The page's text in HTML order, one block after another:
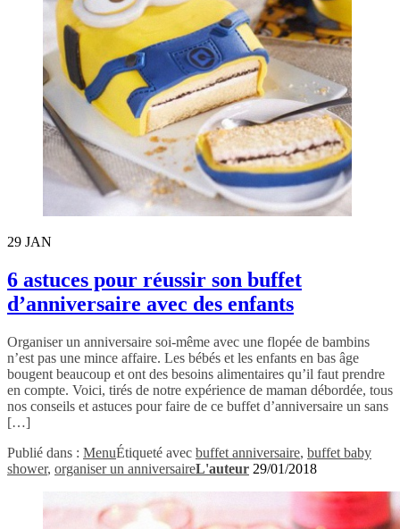
29 JAN
6 astuces pour réussir son buffet
d’anniversaire avec des enfants
Organiser un anniversaire soi-même avec une flopée de bambins
n’est pas une mince affaire. Les bébés et les enfants en bas âge
bougent beaucoup et ont des besoins alimentaires qu’il faut prendre
en compte. Voici, tirés de notre expérience de maman débordée, tous
nos conseils et astuces pour faire de ce buffet d’anniversaire un sans
[…]
Publié dans : MenuÉtiqueté avec buffet anniversaire, buffet baby
shower, organiser un anniversaireL'auteur 29/01/2018